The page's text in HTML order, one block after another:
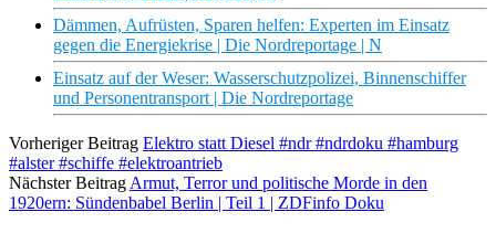
Dämmen, Aufrüsten, Sparen helfen: Experten im Einsatz
gegen die Energiekrise | Die Nordreportage | N
Einsatz auf der Weser: Wasserschutzpolizei, Binnenschiffer
und Personentransport | Die Nordreportage
Vorheriger Beitrag Elektro statt Diesel #ndr #ndrdoku #hamburg
#alster #schiffe #elektroantrieb
Nächster Beitrag Armut, Terror und politische Morde in den
1920ern: Sündenbabel Berlin | Teil 1 | ZDFinfo Doku